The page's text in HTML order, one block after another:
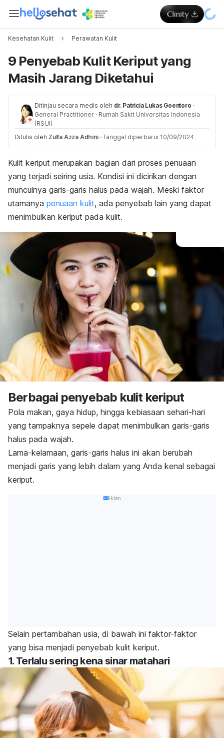
Kesehatan Kulit Perawatan Kulit
9 Penyebab Kulit Keriput yang
Masih Jarang Diketahui
Ditinjau secara medis oleh dr. Patricia Lukas Goentoro ·
General Practitioner · Rumah Sakit Universitas Indonesia
(RSUI)
Ditulis oleh Zulfa Azza Adhini · Tanggal diperbarui 10/09/2024
Kulit keriput merupakan bagian dari proses penuaan
yang terjadi seiring usia. Kondisi ini dicirikan dengan
munculnya garis-garis halus pada wajah. Meski faktor
utamanya penuaan kulit, ada penyebab lain yang dapat
menimbulkan keriput pada kulit.
Berbagai penyebab kulit keriput
Pola makan, gaya hidup, hingga kebiasaan sehari-hari
yang tampaknya sepele dapat menimbulkan garis-garis
halus pada wajah.
Lama-kelamaan, garis-garis halus ini akan berubah
menjadi garis yang lebih dalam yang Anda kenal sebagai
keriput.
Iklan
Selain pertambahan usia, di bawah ini faktor-faktor
yang bisa menjadi penyebab kulit keriput.
1. Terlalu sering kena sinar matahari